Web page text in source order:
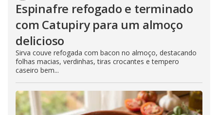
Espinafre refogado e terminado
com Catupiry para um almoço
delicioso
Sirva couve refogada com bacon no almoço, destacando
folhas macias, verdinhas, tiras crocantes e tempero
caseiro bem...